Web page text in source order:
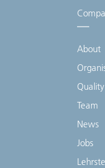
About
Team
News
Jobs